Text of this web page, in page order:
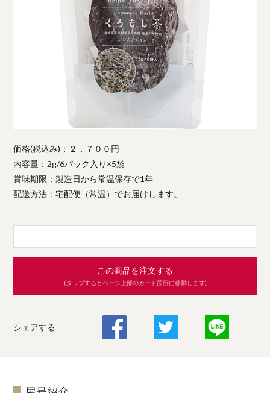
価格(税込み)：２，７００円
内容量：2g/6パック入り×5袋
賞味期限：製造日から常温保存で1年
配送方法：宅配便（常温）でお届けします。
この商品を注文する
(タップするとページ上部のカート箇所に移動します)
シェアする